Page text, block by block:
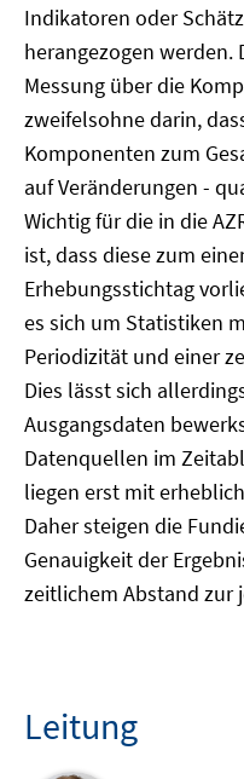
Indikatoren oder
herangezogen werden.
Messung über die
zweifelsohne darin,
Komponenten zum
auf Veränderungen -
Wichtig für die in die
ist, dass diese zum
Erhebungsstichtag
es sich um Statistiken
Periodizität und einer
Dies lässt sich
Ausgangsdaten
Datenquellen im
liegen erst mit
Daher steigen die
Genauigkeit der
zeitlichem Abstand zur
Leitung